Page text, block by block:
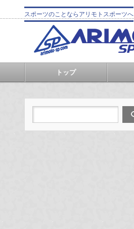
スポーツのことならアリモトスポーツへ
トップ